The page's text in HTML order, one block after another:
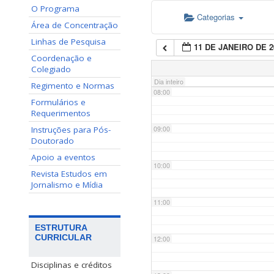
O Programa
Área de Concentração
Linhas de Pesquisa
Coordenação e
Colegiado
Regimento e Normas
Formulários e
Requerimentos
Instruções para Pós-
Doutorado
Apoio a eventos
Revista Estudos em
Jornalismo e Mídia
ESTRUTURA
CURRICULAR
Disciplinas e créditos
Categorias
11 DE JANEIRO DE
Dia inteiro
07:00
08:00
09:00
10:00
11:00
12:00